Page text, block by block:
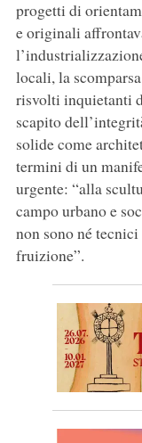
progetti di
e originali
locali, la
risvolti inquietanti
scapito
solide come
termini di un
urgente: “alla
campo urbano e
non sono né
fruizione”.